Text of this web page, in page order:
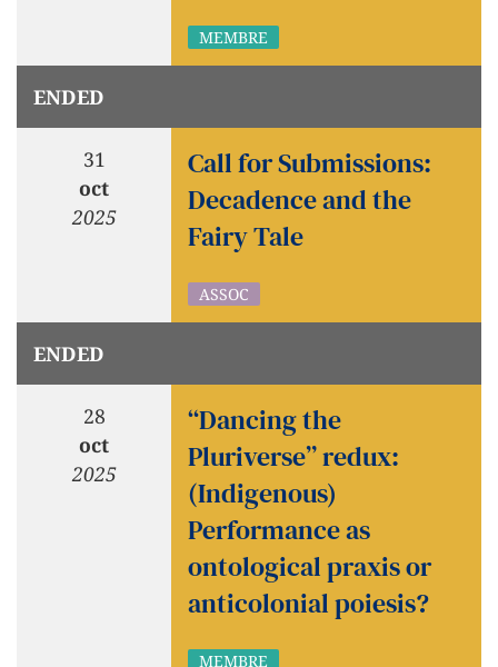
MEMBRE
ENDED
31
oct
2025
Call for Submissions:
Decadence and the
Fairy Tale
ASSOC
ENDED
28
oct
2025
“Dancing the
Pluriverse” redux:
(Indigenous)
Performance as
ontological praxis or
anticolonial poiesis?
MEMBRE